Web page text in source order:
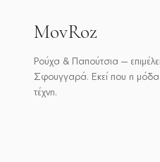
MovRoz
Ρούχα & Παπούτσια —
Σφουγγαρά. Εκεί που η μόδα
τέχνη.